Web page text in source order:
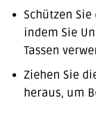
Schützen
indem Sie
Tassen
Ziehen Sie
heraus, um